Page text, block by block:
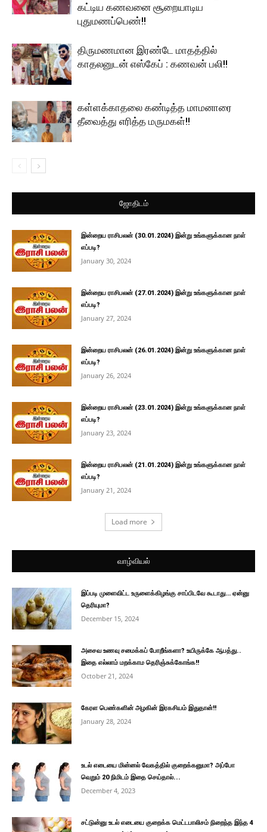
கட்டிய கணவனை சூறையாடிய
புதுமணப்பெண்!!
திருமணமான இரண்டே மாதத்தில்
காதலனுடன் எஸ்கேப் : கணவன் பலி!!
கள்ளக்காதலை கண்டித்த மாமனாரை
தீவைத்து எரித்த மருமகள்!!
ஜோதிடம்
இன்றைய ராசிபலன் (30.01.2024) இன்று உங்களுக்கான நாள்
எப்படி?
January 30, 2024
இன்றைய ராசிபலன் (27.01.2024) இன்று உங்களுக்கான நாள்
எப்படி?
January 27, 2024
இன்றைய ராசிபலன் (26.01.2024) இன்று உங்களுக்கான நாள்
எப்படி?
January 26, 2024
இன்றைய ராசிபலன் (23.01.2024) இன்று உங்களுக்கான நாள்
எப்படி?
January 23, 2024
இன்றைய ராசிபலன் (21.01.2024) இன்று உங்களுக்கான நாள்
எப்படி?
January 21, 2024
Load more
வாழ்வியல்
இப்படி முளைவிட்ட உருளைக்கிழங்கு சாப்பிடவே கூடாது… ஏன்னு
தெரியுமா?
December 15, 2024
அசைவ உணவு சமைக்கப் போறீங்களா? உயிருக்கே ஆபத்து..
இதை எல்லாம் மறக்காம தெரிஞ்சுக்கோங்க!!
October 21, 2024
கேரள பெண்களின் அழகின் இரகசியம் இதுதான்!!
January 28, 2024
உடல் எடையை மின்னல் வேகத்தில் குறைக்கனுமா? அப்போ
வெறும் 20 நிமிடம் இதை செய்தால்...
December 4, 2023
சட்டுன்னு உடல் எடையை குறைக்க மெட்டபாலிசம் நிறைந்த இந்த 4